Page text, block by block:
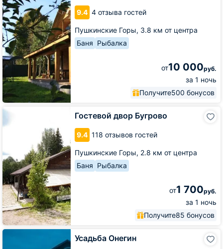
9.4 4 отзыва гостей
Пушкинские Горы, 3.8 км от центра
Баня Рыбалка
от10 000руб.
за 1 ночь
Получите500 бонусов
Шаробыках
Гостевой двор Бугрово
9.4 118 отзывов гостей
Пушкинские Горы, 2.8 км от центра
Баня Рыбалка
от1 700руб.
за 1 ночь
Получите85 бонусов
Гостевой
Бугрово
Усадьба Онегин
Усадьба